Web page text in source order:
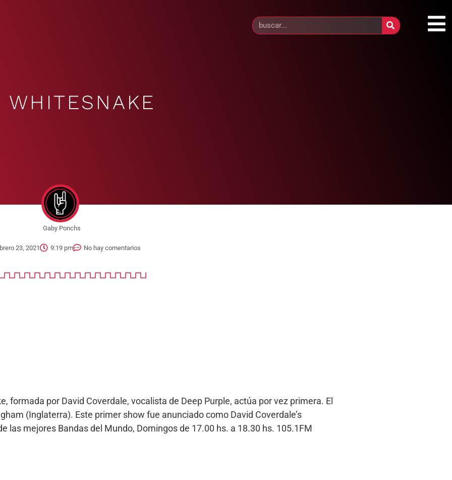
WHITESNAKE
Gaby Ponchs
23, 2021 9:19 pm No hay comentarios
formada por David Coverdale, vocalista de Deep Purple, actúa por vez primera. El
(Inglaterra). Este primer show fue anunciado como David Coverdale’s
las mejores Bandas del Mundo, Domingos de 17.00 hs. a 18.30 hs. 105.1FM